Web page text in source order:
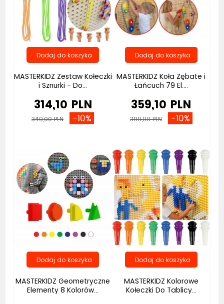
MASTERKIDZ Zestaw Kołeczki
i Sznurki - Do...
314,10 PLN
349,00 PLN -10%
MASTERKIDZ Koła Zębate i
Łańcuch 79 El....
359,10 PLN
399,00 PLN -10%
MASTERKIDZ Geometryczne
Elementy 8 Kolorów...
MASTERKIDZ Kolorowe
Kołeczki Do Tablicy...